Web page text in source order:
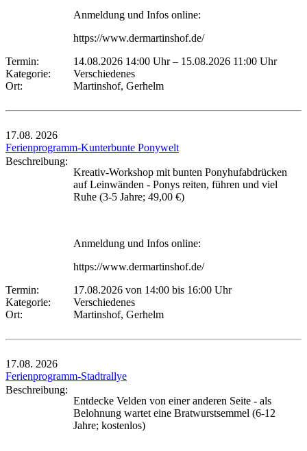
Anmeldung und Infos online:
https://www.dermartinshof.de/
Termin:
14.08.2026 14:00 Uhr– 15.08.2026 11:00 Uhr
Kategorie:
Verschiedenes
Ort:
Martinshof, Gerhelm
17.08. 2026
Ferienprogramm-Kunterbunte Ponywelt
Beschreibung:
Kreativ-Workshop mit bunten Ponyhufabdrücken
auf Leinwänden - Ponys reiten, führen und viel
Ruhe (3-5 Jahre; 49,00 €)
Anmeldung und Infos online:
https://www.dermartinshof.de/
Termin:
17.08.2026 von 14:00 bis 16:00 Uhr
Kategorie:
Verschiedenes
Ort:
Martinshof, Gerhelm
17.08. 2026
Ferienprogramm-Stadtrallye
Beschreibung:
Entdecke Velden von einer anderen Seite - als
Belohnung wartet eine Bratwurstsemmel (6-12
Jahre; kostenlos)